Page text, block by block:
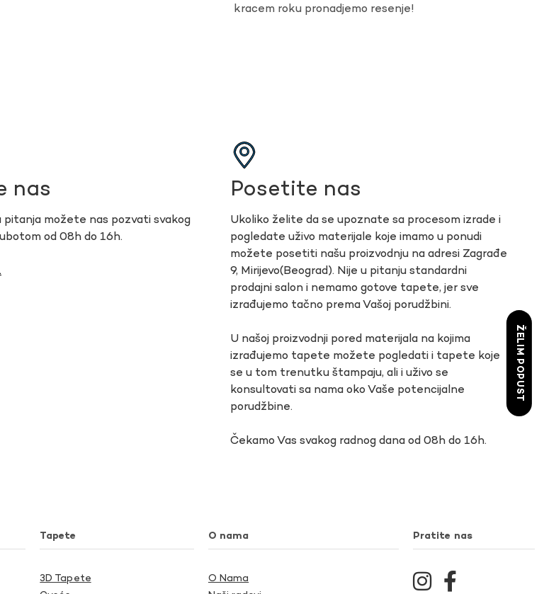
kracem roku pronadjemo resenje!
nas
pitanja možete nas pozvati svakog
od 08h do 16h.
Posetite nas
Ukoliko želite da se upoznate sa procesom izrade i
pogledate uživo materijale koje imamo u ponudi
možete posetiti našu proizvodnju na adresi Zagrađe
9, Mirijevo(Beograd). Nije u pitanju standardni
prodajni salon i nemamo gotove tapete, jer sve
izrađujemo tačno prema Vašoj porudžbini.
U našoj proizvodnji pored materijala na kojima
izrađujemo tapete možete pogledati i tapete koje
se u tom trenutku štampaju, ali i uživo se
konsultovati sa nama oko Vaše potencijalne
porudžbine.
Čekamo Vas svakog radnog dana od 08h do 16h.
Tapete
3D Tapete
O nama
O Nama
Pratite nas
ŽELIM POPUST